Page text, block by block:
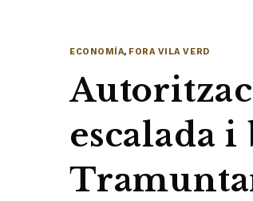
ECONOMÍA, FORA VILA VERD
escalada